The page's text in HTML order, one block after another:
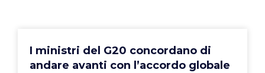
I ministri del G20 concordano di
andare avanti con l’accordo globale